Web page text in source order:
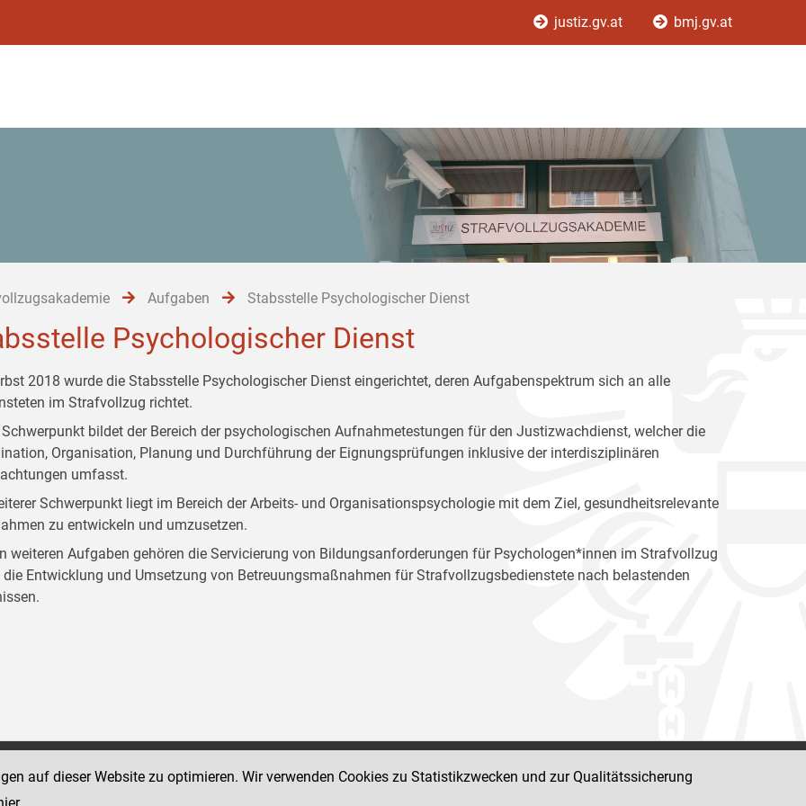
justiz.gv.at bmj.gv.at
Aufgaben Stabsstelle Psychologischer Dienst
Psychologischer Dienst
2018 wurde die Stabsstelle Psychologischer Dienst eingerichtet, deren Aufgabenspektrum sich an alle
im Strafvollzug richtet.
Schwerpunkt bildet der Bereich der psychologischen Aufnahmetestungen für den Justizwachdienst, welcher die
Organisation, Planung und Durchführung der Eignungsprüfungen inklusive der interdisziplinären
umfasst.
Schwerpunkt liegt im Bereich der Arbeits- und Organisationspsychologie mit dem Ziel, gesundheitsrelevante
zu entwickeln und umzusetzen.
weiteren Aufgaben gehören die Servicierung von Bildungsanforderungen für Psychologen*innen im Strafvollzug
die Entwicklung und Umsetzung von Betreuungsmaßnahmen für Strafvollzugsbedienstete nach belastenden
12
Social Media Kanäle
Impressum
auf dieser Website zu optimieren. Wir verwenden Cookies zu Statistikzwecken und zur Qualitätssicherung